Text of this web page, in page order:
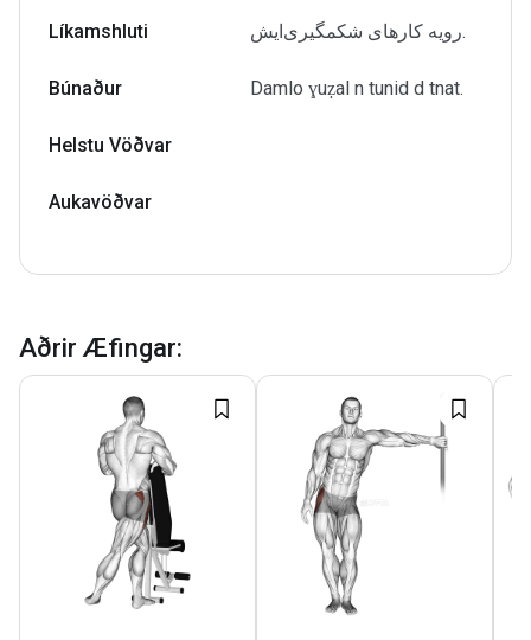
Líkamshluti رویه کارهای شکمگیری‌ایش.
Búnaður Damlo ɣuẓal n tunid d tnat.
Helstu Vöðvar
Aukavöðvar
Aðrir Æfingar: